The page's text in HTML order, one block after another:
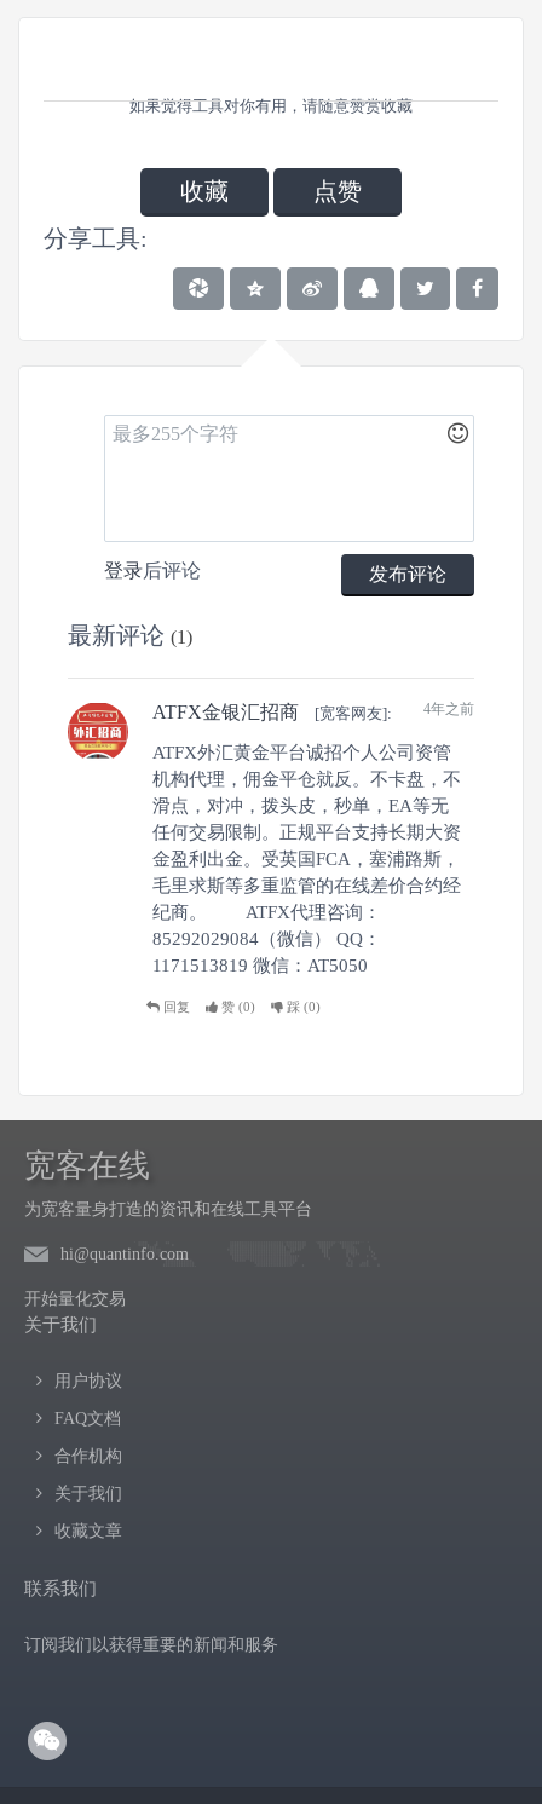
如果觉得工具对你有用，请随意赞赏收藏
收藏
点赞
分享工具:
登录后评论 发布评论
最新评论 (1)
4年之前
ATFX金银汇招商 [宽客网友]:
3 0
ATFX外汇黄金平台诚招个人公司资管
机构代理，佣金平仓就反。不卡盘，不
滑点，对冲，拨头皮，秒单，EA等无
任何交易限制。正规平台支持长期大资
金盈利出金。受英国FCA，塞浦路斯，
毛里求斯等多重监管的在线差价合约经
纪商。 ATFX代理咨询：
85292029084（微信） QQ：
1171513819 微信：AT5050
回复 赞 (0) 踩 (0)
宽客在线
为宽客量身打造的资讯和在线工具平台
hi@quantinfo.com
开始量化交易
关于我们
用户协议
FAQ文档
合作机构
关于我们
收藏文章
联系我们
订阅我们以获得重要的新闻和服务